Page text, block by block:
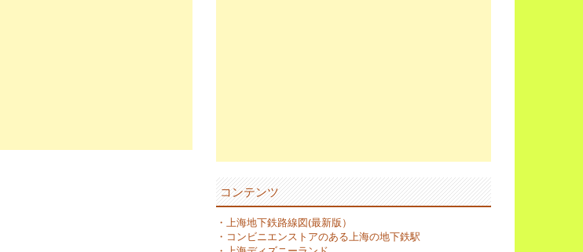
コンテンツ
・ 上海地下鉄路線図(最新版）
・ コンビニエンストアのある上海の地下鉄駅